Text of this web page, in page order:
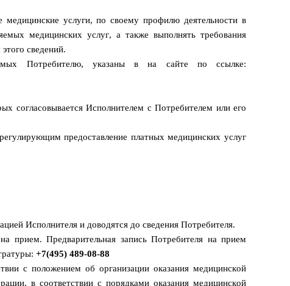
услуги, по своему профилю деятельности в
медицинских услуг, а также выполнять требования
сведений.
Потребителю, указаны вна сайте по ссылке:
согласовывается Исполнителем с Потребителем или его
предоставление платных медицинских услуг
Исполнителя и доводятся до сведения Потребителя.
прием. Предварительная запись Потребителя на прием
+7(495) 489-08-88
с положением об организации оказания медицинской
в соответствии с порядками оказания медицинской